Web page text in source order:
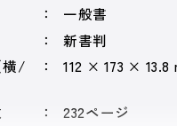
一般書
新書判
横/
112 × 173 × 13.8
232ページ